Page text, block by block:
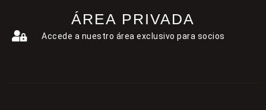
ÁREA PRIVADA
Accede a nuestro área exclusivo para socios